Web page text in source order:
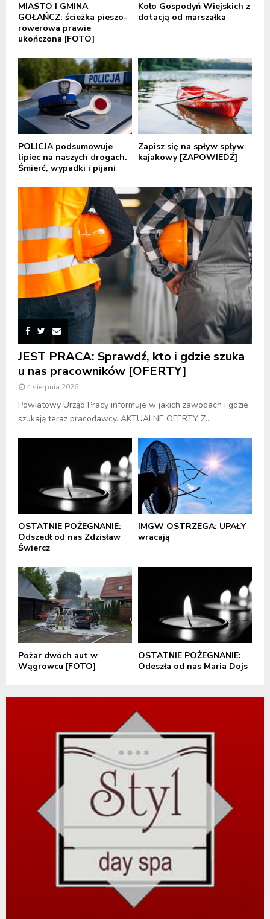
MIASTO I GMINA
GOŁAŃCZ: ścieżka pieszo-
rowerowa prawie
ukończona [FOTO]
Koło Gospodyń Wiejskich z
dotacją od marszałka
POLICJA podsumowuje
lipiec na naszych drogach.
Śmierć, wypadki i pijani
Zapisz się na spływ spływ
kajakowy [ZAPOWIEDŹ]
JEST PRACA: Sprawdź, kto i gdzie szuka
u nas pracowników [OFERTY]
4 sierpnia 2026
Powiatowy Urząd Pracy informuje w jakich zawodach i gdzie
szukają teraz pracodawcy. AKTUALNE OFERTY Z...
OSTATNIE POŻEGNANIE:
Odszedł od nas Zdzisław
Świercz
IMGW OSTRZEGA: UPAŁY
wracają
Pożar dwóch aut w
Wągrowcu [FOTO]
OSTATNIE POŻEGNANIE:
Odeszła od nas Maria Dojs